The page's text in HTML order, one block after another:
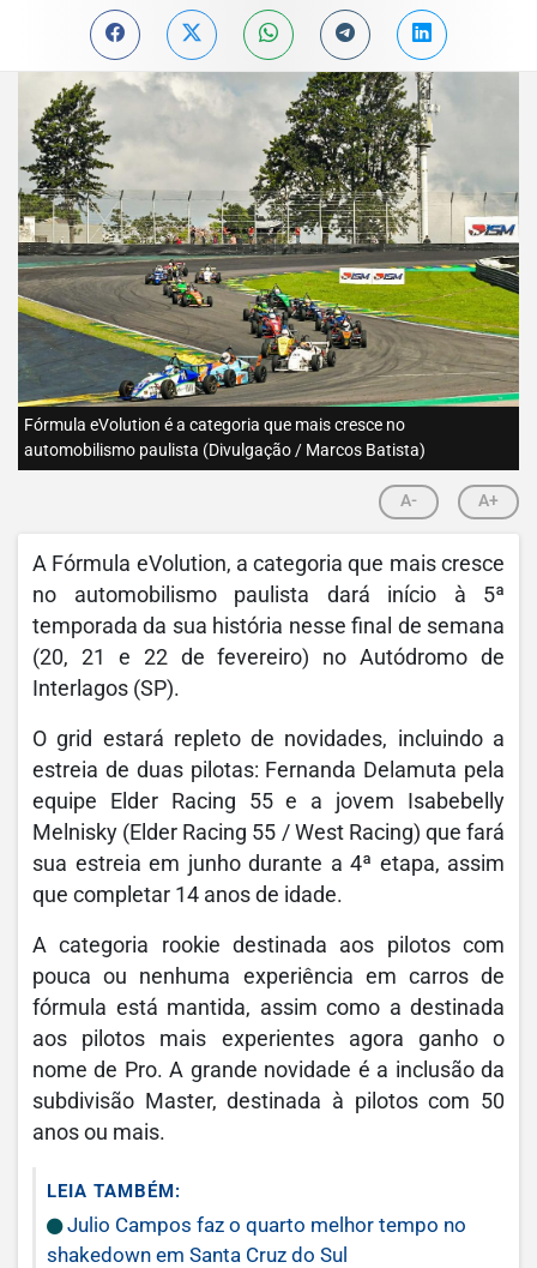
Fórmula eVolution é a categoria que mais cresce no
automobilismo paulista (Divulgação / Marcos Batista)
A- A+
A Fórmula eVolution, a categoria que mais cresce
no automobilismo paulista dará início à 5ª
temporada da sua história nesse final de semana
(20, 21 e 22 de fevereiro) no Autódromo de
Interlagos (SP).
O grid estará repleto de novidades, incluindo a
estreia de duas pilotas: Fernanda Delamuta pela
equipe Elder Racing 55 e a jovem Isabebelly
Melnisky (Elder Racing 55 / West Racing) que fará
sua estreia em junho durante a 4ª etapa, assim
que completar 14 anos de idade.
A categoria rookie destinada aos pilotos com
pouca ou nenhuma experiência em carros de
fórmula está mantida, assim como a destinada
aos pilotos mais experientes agora ganho o
nome de Pro. A grande novidade é a inclusão da
subdivisão Master, destinada à pilotos com 50
anos ou mais.
LEIA TAMBÉM:
Julio Campos faz o quarto melhor tempo no
shakedown em Santa Cruz do Sul